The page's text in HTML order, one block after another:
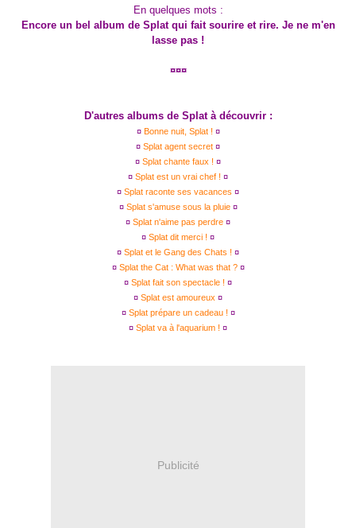
En quelques mots :
Encore un bel album de Splat qui fait sourire et rire. Je ne m'en
lasse pas !
¤¤¤
D'autres albums de Splat à découvrir :
¤ Bonne nuit, Splat ! ¤
¤ Splat agent secret ¤
¤ Splat chante faux ! ¤
¤ Splat est un vrai chef ! ¤
¤ Splat raconte ses vacances ¤
¤ Splat s'amuse sous la pluie¤
¤ Splat n'aime pas perdre ¤
¤ Splat dit merci ! ¤
¤ Splat et le Gang des Chats ! ¤
¤ Splat the Cat : What was that ?¤
¤ Splat fait son spectacle ! ¤
¤ Splat est amoureux ¤
¤ Splat prépare un cadeau ! ¤
¤ Splat va à l'aquarium ! ¤
Publicité